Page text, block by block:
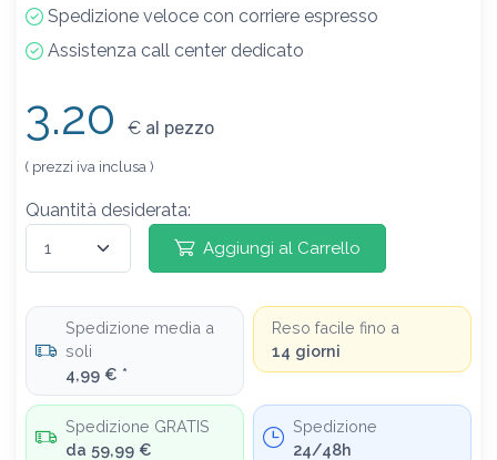
Spedizione veloce con corriere espresso
Assistenza call center dedicato
3.20 € al pezzo
( prezzi iva inclusa )
Quantità desiderata:
Aggiungi al Carrello
Spedizione media a
soli
4,99 € *
Reso facile fino a
14 giorni
Spedizione GRATIS
da 59,99 €
Spedizione
24/48h